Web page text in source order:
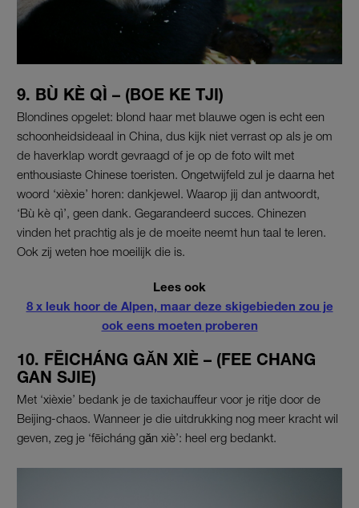
9. BÙ KÈ QÌ – (BOE KE TJI)
Blondines opgelet: blond haar met blauwe ogen is echt een
schoonheidsideaal in China, dus kijk niet verrast op als je om
de haverklap wordt gevraagd of je op de foto wilt met
enthousiaste Chinese toeristen. Ongetwijfeld zul je daarna het
woord ‘xièxie’ horen: dankjewel. Waarop jij dan antwoordt,
‘Bù kè qì’, geen dank. Gegarandeerd succes. Chinezen
vinden het prachtig als je de moeite neemt hun taal te leren.
Ook zij weten hoe moeilijk die is.
Lees ook
8 x leuk hoor de Alpen, maar deze skigebieden zou je
ook eens moeten proberen
10. FĒICHÁNG GǍN XIÈ – (FEE CHANG
GAN SJIE)
Met ‘xièxie’ bedank je de taxichauffeur voor je ritje door de
Beijing-chaos. Wanneer je die uitdrukking nog meer kracht wil
geven, zeg je ‘fēicháng gǎn xiè’: heel erg bedankt.